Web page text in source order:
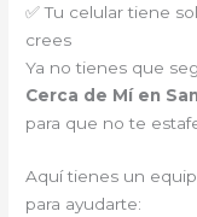
✅ Tu celular tiene
crees
Ya no tienes que
Cerca de Mí en
para que no te
Aquí tienes un
para ayudarte: